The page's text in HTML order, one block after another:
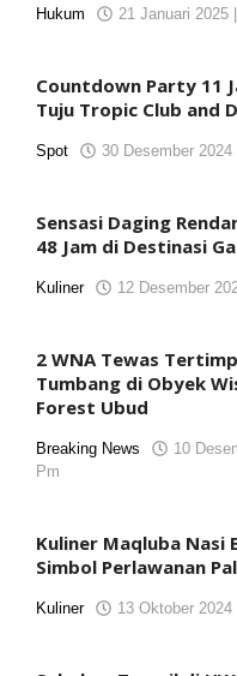
Hukum 21 Januari 2025
Countdown Party 11
Tuju Tropic Club and
Spot 30 Desember 2024
Sensasi Daging
48 Jam di Destinasi
Kuliner 12 Desember
2 WNA Tewas
Tumbang di Obyek
Forest Ubud
Breaking News
10
Pm
Kuliner Maqluba Nasi
Simbol Perlawanan
Kuliner 13 Oktober